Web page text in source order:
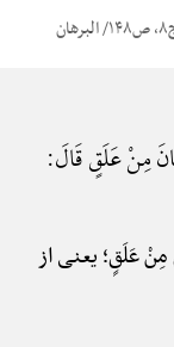
مِنْ عَلَقٍ قَالَ:
مِنْ عَلَقٍ؛ یعنی از